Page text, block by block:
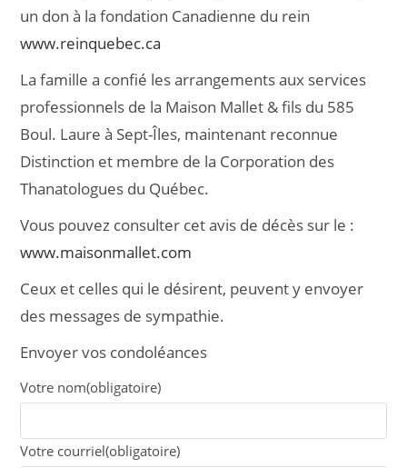
un don à la fondation Canadienne du rein
www.reinquebec.ca
La famille a confié les arrangements aux services
professionnels de la Maison Mallet & fils du 585
Boul. Laure à Sept-Îles, maintenant reconnue
Distinction et membre de la Corporation des
Thanatologues du Québec.
Vous pouvez consulter cet avis de décès sur le :
www.maisonmallet.com
Ceux et celles qui le désirent, peuvent y envoyer
des messages de sympathie.
Envoyer vos condoléances
Votre nom(obligatoire)
Votre courriel(obligatoire)